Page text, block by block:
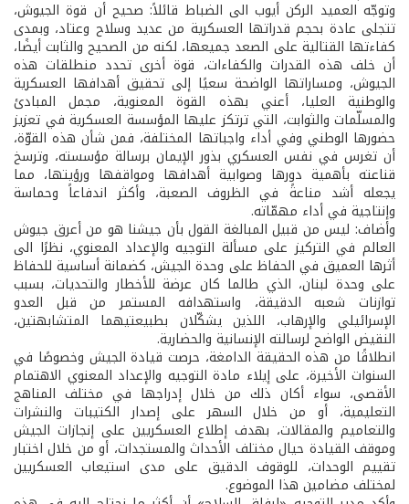
وتوجّه العميد الركن أيوب الى الضباط قائلاً: صحيح أن قوة الجيوش،
تتجلى عادة بحجم قدراتها العسكرية من عديد وسلاح وعتاد، وبمدى
كفاءتها القتالية على الصعد جميعها، لكنه من الصحيح والثابت أيضًا،
أن خلف هذه القدرات والكفاءات، قوة أخرى تحدد منطلقات هذه
الجيوش، ومساراتها الواضحة سعيًا إلى تحقيق أهدافها العسكرية
والوطنية العليا، أعني بهذه القوة المعنوية، مجمل المبادئ
والمسلّمات والثوابت، التي ترتكز عليها المؤسسة العسكرية في تعزيز
حضورها الوطني وفي أداء واجباتها المختلفة، فمن شأن هذه القوّة،
أن تغرس في نفس العسكري بذور الإيمان برسالة مؤسسته، وترسخ
قناعته بأهمية دورها وصوابية أهدافها ومواقفها ورؤيتها، مما
يجعله أشد مناعةً في الظروف الصعبة، وأكثر اندفاعاً وحماسة
وإنتاجية في أداء مهمّاته.
وأضاف: ليس من قبيل المبالغة القول بأن جيشنا هو من أعرق جيوش
العالم في التركيز على مسألة التوجيه والإعداد المعنوي، نظرًا الى
أثرها العميق في الحفاظ على وحدة الجيش، كضمانة أساسية للحفاظ
على وحدة لبنان، الذي طالما كان عرضة للأخطار والتحديات، بسبب
توازنات شعبه الدقيقة، واستهدافه المستمر من قبل العدو
الإسرائيلي والإرهاب، اللذين يشكّلان بطبيعتيهما المتشابهتين،
النقيض الواضح لرسالته الإنسانية والحضارية.
انطلاقًا من هذه الحقيقة الدامغة، حرصت قيادة الجيش وخصوصًا في
السنوات الأخيرة، على إيلاء مادة التوجيه والإعداد المعنوي الاهتمام
الأقصى، سواء أكان ذلك من خلال إدراجها في مختلف المناهج
التعليمية، أو من خلال السهر على إصدار الكتيبات والنشرات
والتعاميم والمقالات، بهدف إطلاع العسكريين على إنجازات الجيش
وموقف القيادة حيال مختلف الأحداث والمستجدات، أو من خلال اختبار
تقييم الوحدات، للوقوف الدقيق على مدى استيعاب العسكريين
لمختلف مضامين هذا الموضوع.